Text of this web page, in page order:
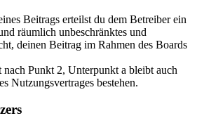
Beitrags erteilst du dem Betreiber ein
räumlich unbeschränktes und
deinen Beitrag im Rahmen des Boards
nach Punkt 2, Unterpunkt a bleibt auch
Nutzungsvertrages bestehen.